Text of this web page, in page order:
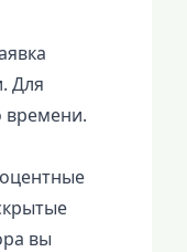
Для
времени.
вы